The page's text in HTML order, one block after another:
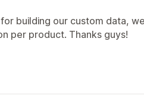
building our custom data,
per product. Thanks guys!